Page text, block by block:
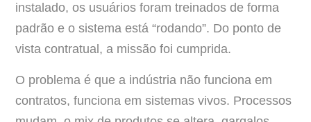
instalado, os usuários foram treinados de forma
padrão e o sistema está “rodando”. Do ponto de
vista contratual, a missão foi cumprida.
O problema é que a indústria não funciona em
contratos, funciona em sistemas vivos. Processos